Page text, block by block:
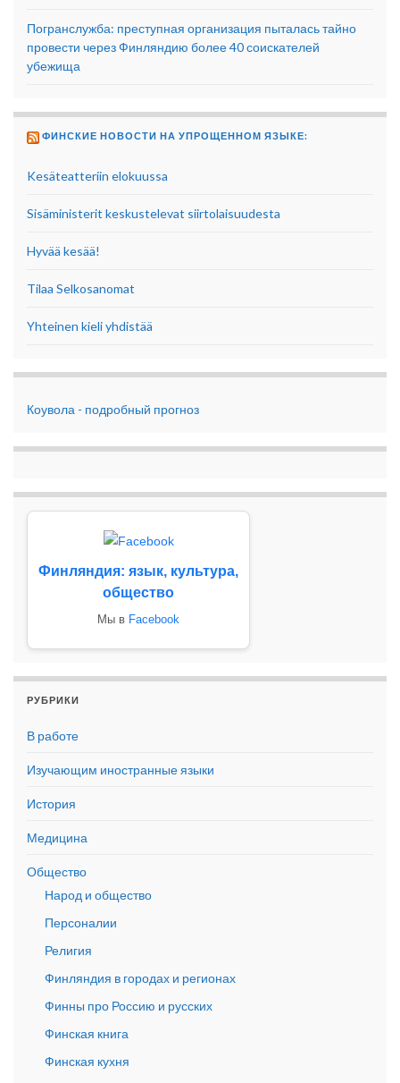
Погранслужба: преступная организация пыталась тайно
провести через Финляндию более 40 соискателей
убежища
ФИНСКИЕ НОВОСТИ НА УПРОЩЕННОМ ЯЗЫКЕ:
Kesäteatteriin elokuussa
Sisäministerit keskustelevat siirtolaisuudesta
Hyvää kesää!
Tilaa Selkosanomat
Yhteinen kieli yhdistää
Коувола - подробный прогноз
Финляндия: язык, культура,
общество
Мы в Facebook
РУБРИКИ
В работе
Изучающим иностранные языки
История
Медицина
Общество
Народ и общество
Персоналии
Религия
Финляндия в городах и регионах
Финны про Россию и русских
Финская книга
Финская кухня